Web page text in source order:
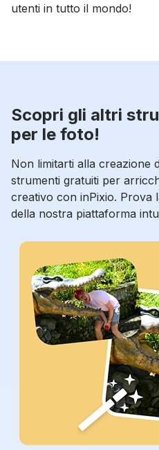
utenti in tutto il mondo!
Scopri gli altri
per le foto!
Non limitarti alla creazione
strumenti gratuiti per
creativo con inPixio. Prova
della nostra piattaforma